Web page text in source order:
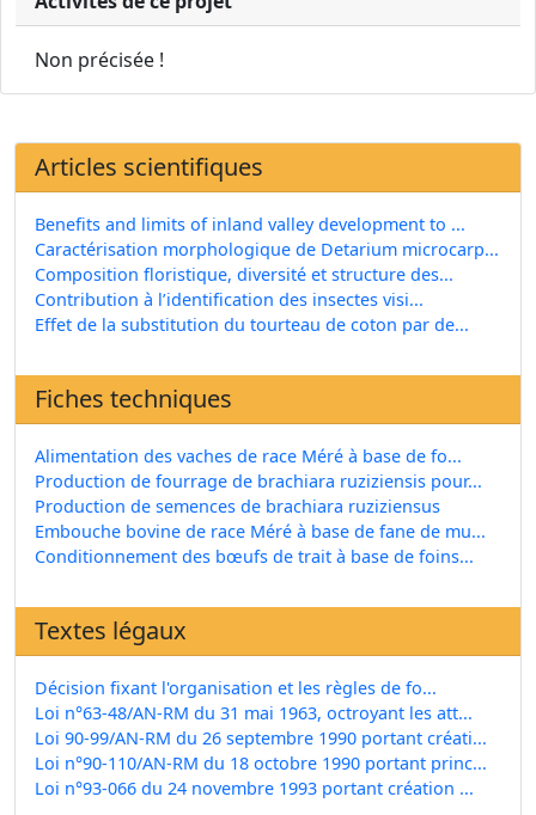
Non précisée !
Articles scientifiques
Benefits and limits of inland valley development to ...
Caractérisation morphologique de Detarium microcarp...
Composition floristique, diversité et structure des...
Contribution à l’identification des insectes visi...
Effet de la substitution du tourteau de coton par de...
Fiches techniques
Alimentation des vaches de race Méré à base de fo...
Production de fourrage de brachiara ruziziensis pour...
Production de semences de brachiara ruziziensus
Embouche bovine de race Méré à base de fane de mu...
Conditionnement des bœufs de trait à base de foins...
Textes légaux
Décision fixant l'organisation et les règles de fo...
Loi n°63-48/AN-RM du 31 mai 1963, octroyant les att...
Loi 90-99/AN-RM du 26 septembre 1990 portant créati...
Loi n°90-110/AN-RM du 18 octobre 1990 portant princ...
Loi n°93-066 du 24 novembre 1993 portant création ...